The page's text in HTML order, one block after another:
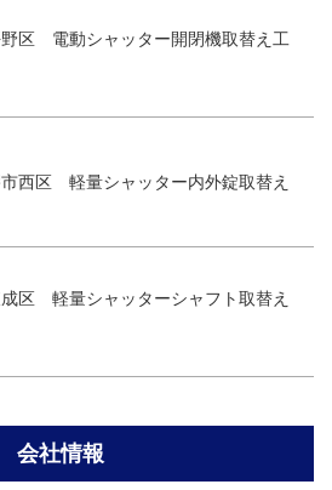
野区 電動シャッター開閉機取替え工
市西区 軽量シャッター内外錠取替え
成区 軽量シャッターシャフト取替え
会社情報